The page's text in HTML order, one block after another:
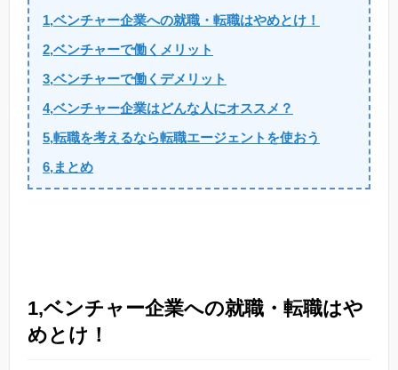
1,ベンチャー企業への就職・転職はやめとけ！
2,ベンチャーで働くメリット
3,ベンチャーで働くデメリット
4,ベンチャー企業はどんな人にオススメ？
5,転職を考えるなら転職エージェントを使おう
6,まとめ
1,ベンチャー企業への就職・転職はや
めとけ！